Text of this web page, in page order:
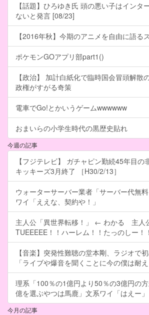
【話題】ひろゆき氏 頭の悪い子はインタ
ないと発言 [08/23]
【2016年秋】今期のアニメを自由に語る
ポケモンGOアプリ部part1()
【政治】 加計白紙化で臨時国会冒頭解散
政権がすがる奇策
電車でGo!とかいうゲームwwwwww
おまいらの小学生時代の黒歴史貼れ
今週の記事
【フジテレビ】 ガチャピン勤続45年目
キッキーズ3月終了 ［H30/2/13］
ウォーターサーバー業者「サーバー代無料
ワイ「ええな、契約や！」
主人公「異世界転移！」 ← わかる 主人
TUEEEEE！！ハーレム！！たっのしー
【音楽】突発性難聴の堂本剛、ラジオで
「ライブや爆音を聞くことに今の僕は耐え
理系「100％の1億円より50％の3億円の
億を選ぶやつは馬鹿」文系ワイ「はえー」
今月の記事